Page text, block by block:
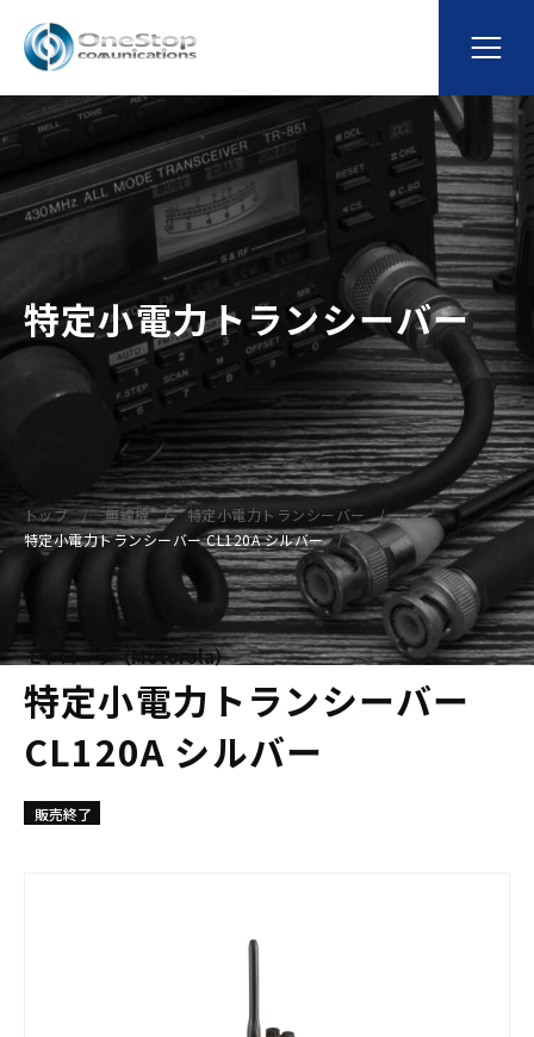
特定小電力トランシーバー
トップ 無線機
特定小電力トランシーバー
特定小電力トランシーバー CL120A シルバー
モトローラ（Motorola）
特定小電力トランシーバー
CL120A シルバー
販売終了